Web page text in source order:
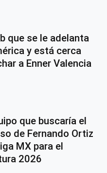
que se le adelanta
y está cerca
a Enner Valencia
que buscaría el
de Fernando Ortiz
MX para el
2026